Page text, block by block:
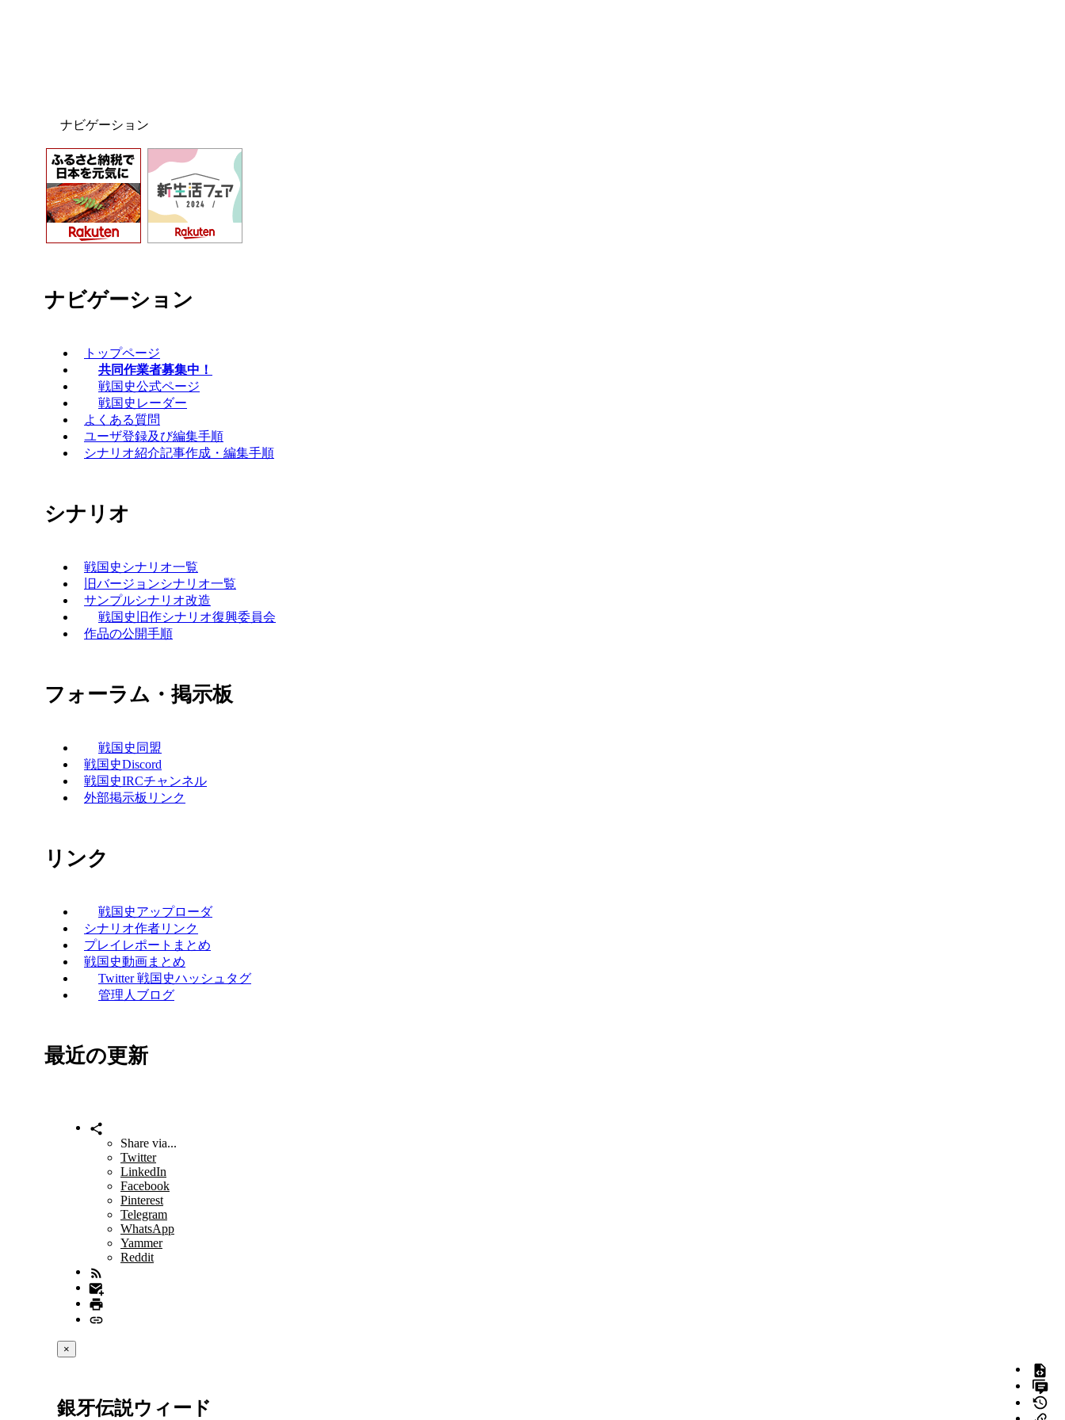
ナビゲーション
ナビゲーション
トップページ
共同作業者募集中！
戦国史公式ページ
戦国史レーダー
よくある質問
ユーザ登録及び編集手順
シナリオ紹介記事作成・編集手順
シナリオ
戦国史シナリオ一覧
旧バージョンシナリオ一覧
サンプルシナリオ改造
戦国史旧作シナリオ復興委員会
作品の公開手順
フォーラム・掲示板
戦国史同盟
戦国史Discord
戦国史IRCチャンネル
外部掲示板リンク
リンク
戦国史アップローダ
シナリオ作者リンク
プレイレポートまとめ
戦国史動画まとめ
Twitter 戦国史ハッシュタグ
管理人ブログ
最近の更新
Share via...
Twitter
LinkedIn
Facebook
Pinterest
Telegram
WhatsApp
Yammer
Reddit
×
銀牙伝説ウィード